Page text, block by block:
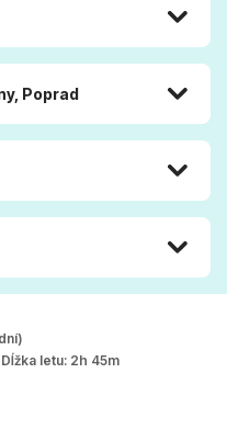
Poprad
letu: 2h 45m